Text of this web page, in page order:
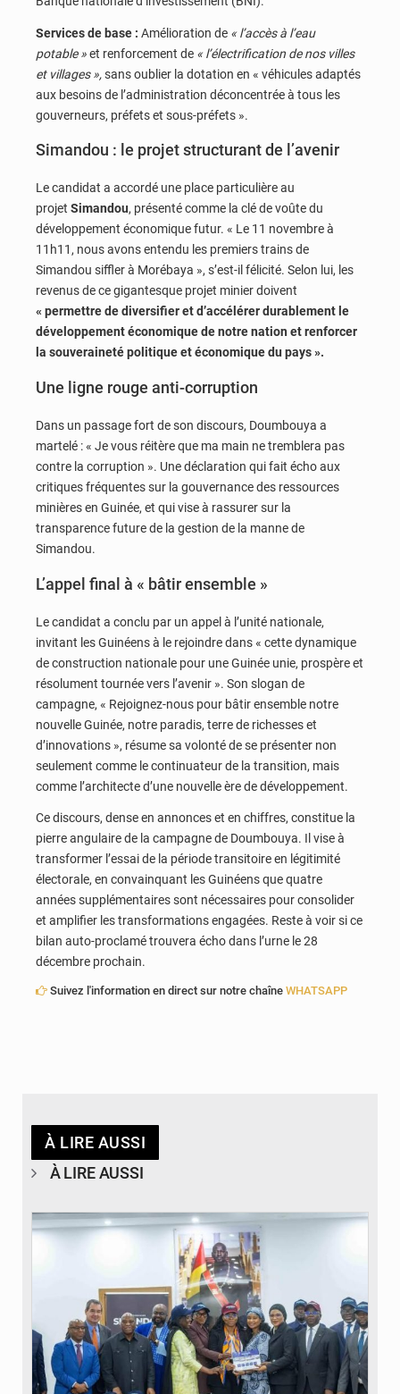
Services de base : Amélioration de « l’accès à l’eau
potable »et renforcement de « l’électrification de nos villes
et villages »,sans oublier la dotation en « véhicules adaptés
aux besoins de l’administration déconcentrée à tous les
gouverneurs, préfets et sous-préfets ».
Simandou : le projet structurant de l’avenir
Le candidat a accordé une place particulière au
projet Simandou, présenté comme la clé de voûte du
développement économique futur. « Le 11 novembre à
11h11, nous avons entendu les premiers trains de
Simandou siffler à Morébaya », s’est-il félicité. Selon lui, les
revenus de ce gigantesque projet minier doivent
« permettre de diversifier et d’accélérer durablement le
développement économique de notre nation et renforcer
la souveraineté politique et économique du pays ».
Une ligne rouge anti-corruption
Dans un passage fort de son discours, Doumbouya a
martelé : « Je vous réitère que ma main ne tremblera pas
contre la corruption ». Une déclaration qui fait écho aux
critiques fréquentes sur la gouvernance des ressources
minières en Guinée, et qui vise à rassurer sur la
transparence future de la gestion de la manne de
Simandou.
L’appel final à « bâtir ensemble »
Le candidat a conclu par un appel à l’unité nationale,
invitant les Guinéens à le rejoindre dans « cette dynamique
de construction nationale pour une Guinée unie, prospère et
résolument tournée vers l’avenir ». Son slogan de
campagne, « Rejoignez-nous pour bâtir ensemble notre
nouvelle Guinée, notre paradis, terre de richesses et
d’innovations », résume sa volonté de se présenter non
seulement comme le continuateur de la transition, mais
comme l’architecte d’une nouvelle ère de développement.
Ce discours, dense en annonces et en chiffres, constitue la
pierre angulaire de la campagne de Doumbouya. Il vise à
transformer l’essai de la période transitoire en légitimité
électorale, en convainquant les Guinéens que quatre
années supplémentaires sont nécessaires pour consolider
et amplifier les transformations engagées. Reste à voir si ce
bilan auto-proclamé trouvera écho dans l’urne le 28
décembre prochain.
Suivez l'information en direct sur notre chaîne WHATSAPP
À LIRE AUSSI
À LIRE AUSSI